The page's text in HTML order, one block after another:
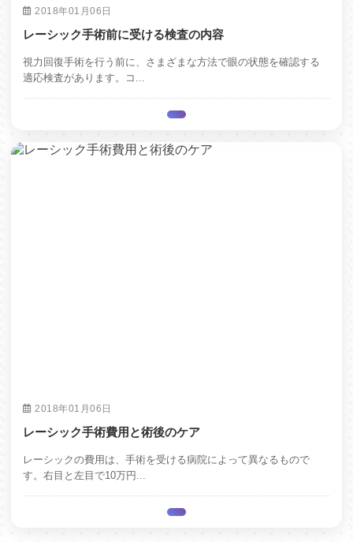
2018年01月06日
レーシック手術前に受ける検査の内容
視力回復手術を行う前に、さまざまな方法で眼の状態を確認する
適応検査があります。コ...
2018年01月06日
レーシック手術費用と術後のケア
レーシックの費用は、手術を受ける病院によって異なるもので
す。右目と左目で10万円...